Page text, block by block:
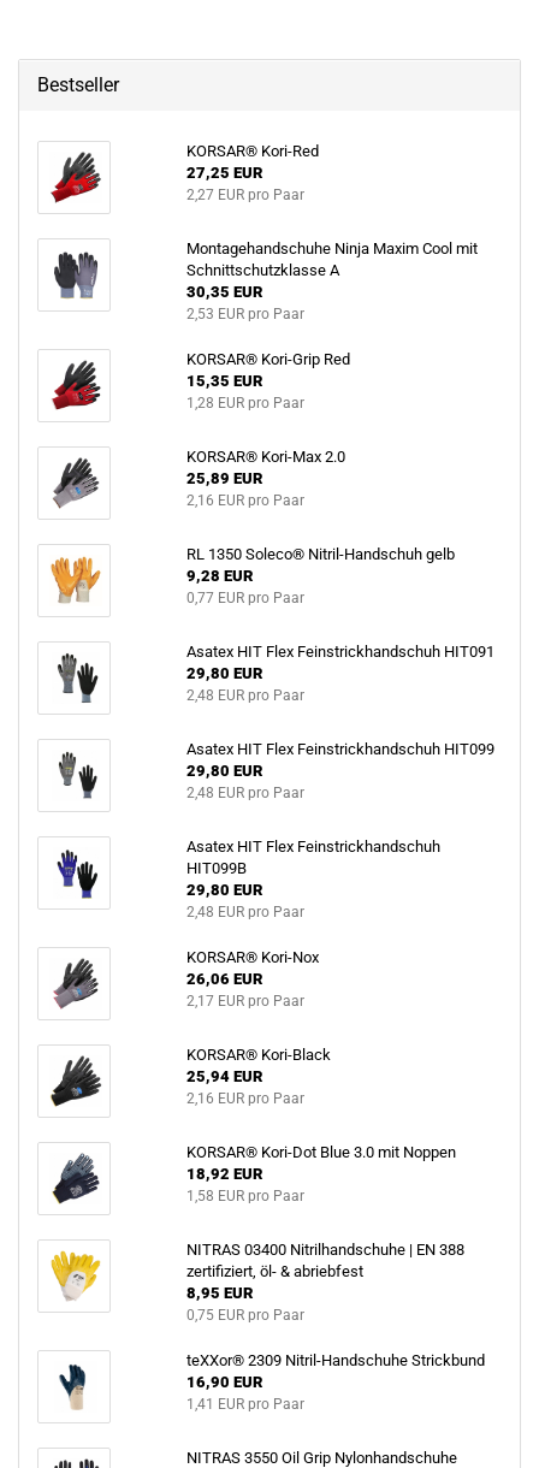
Bestseller
KORSAR® Kori-Red
27,25 EUR
2,27 EUR pro Paar
Montagehandschuhe Ninja Maxim Cool mit
Schnittschutzklasse A
30,35 EUR
2,53 EUR pro Paar
KORSAR® Kori-Grip Red
15,35 EUR
1,28 EUR pro Paar
KORSAR® Kori-Max 2.0
25,89 EUR
2,16 EUR pro Paar
RL 1350 Soleco® Nitril-Handschuh gelb
9,28 EUR
0,77 EUR pro Paar
Asatex HIT Flex Feinstrickhandschuh HIT091
29,80 EUR
2,48 EUR pro Paar
Asatex HIT Flex Feinstrickhandschuh HIT099
29,80 EUR
2,48 EUR pro Paar
Asatex HIT Flex Feinstrickhandschuh
HIT099B
29,80 EUR
2,48 EUR pro Paar
KORSAR® Kori-Nox
26,06 EUR
2,17 EUR pro Paar
KORSAR® Kori-Black
25,94 EUR
2,16 EUR pro Paar
KORSAR® Kori-Dot Blue 3.0 mit Noppen
18,92 EUR
1,58 EUR pro Paar
NITRAS 03400 Nitrilhandschuhe | EN 388
zertifiziert, öl- & abriebfest
8,95 EUR
0,75 EUR pro Paar
teXXor® 2309 Nitril-Handschuhe Strickbund
16,90 EUR
1,41 EUR pro Paar
NITRAS 3550 Oil Grip Nylonhandschuhe